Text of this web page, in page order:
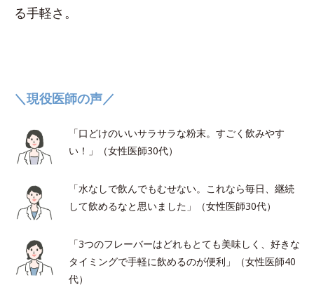
る手軽さ。
＼現役医師の声／
「口どけのいいサラサラな粉末。すごく飲みやす
い！」（女性医師30代）
「水なしで飲んでもむせない。これなら毎日、継続
して飲めるなと思いました」（女性医師30代）
「3つのフレーバーはどれもとても美味しく、好きな
タイミングで手軽に飲めるのが便利」（女性医師40
代）